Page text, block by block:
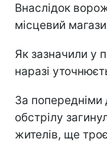
Внаслідок
місцевий
Як зазначили у
наразі
За попередніми
обстрілу
жителів, ще